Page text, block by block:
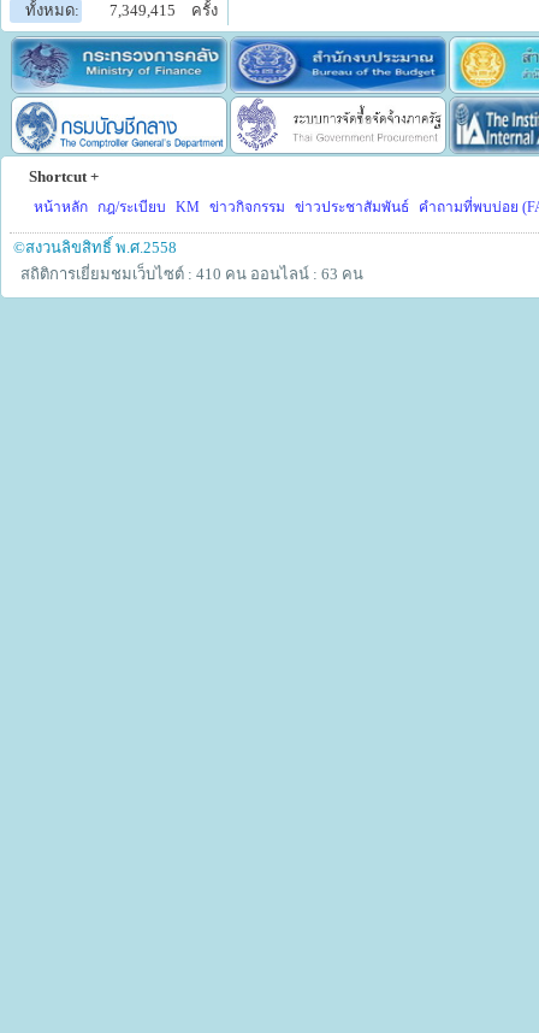
ทั้งหมด:
7,349,415 ครั้ง
Shortcut +
หน้าหลัก กฎ/ระเบียบ KM ข่าวกิจกรรม ข่าวประชาสัมพันธ์ คำถามที่พบบ่อย
©สงวนลิขสิทธิ์ พ.ศ.2558
สถิติการเยี่ยมชมเว็บไซต์ : 410 คน ออนไลน์ : 63 คน